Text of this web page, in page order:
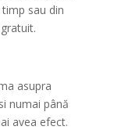
sau din
asupra
numai până
avea efect.